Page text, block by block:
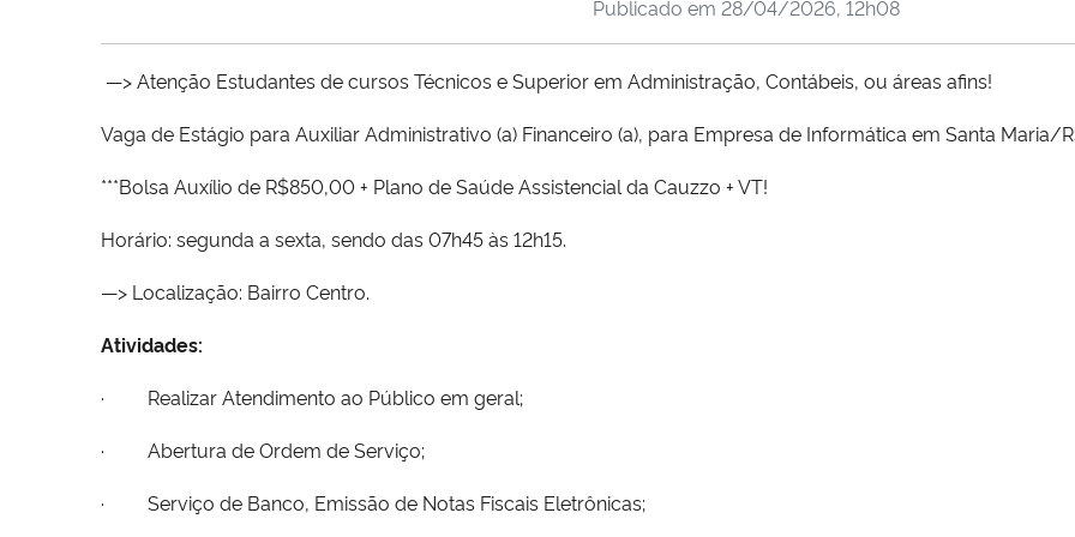
Publicado em 28/04/2026, 12h08
—> Atenção Estudantes de cursos Técnicos e Superior em Administração, Contábeis, ou áreas afins!
Vaga de Estágio para Auxiliar Administrativo (a) Financeiro (a), para Empresa de Informática em Santa Maria/
***Bolsa Auxílio de R$850,00 + Plano de Saúde Assistencial da Cauzzo + VT!
Horário: segunda a sexta, sendo das 07h45 às 12h15.
—> Localização: Bairro Centro.
Atividades:
· Realizar Atendimento ao Público em geral;
· Abertura de Ordem de Serviço;
· Serviço de Banco, Emissão de Notas Fiscais Eletrônicas;